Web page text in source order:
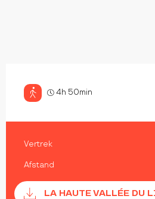
4h 50min
PRAKTISCHE
Vertrek
Afstand
Documentatie
LA HAUTE VALLÉE DU